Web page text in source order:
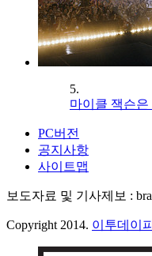
5.
마이클 잭슨
PC버전
공지사항
사이트맵
보도자료 및 기사제보 :
Copyright 2014. 이투데이